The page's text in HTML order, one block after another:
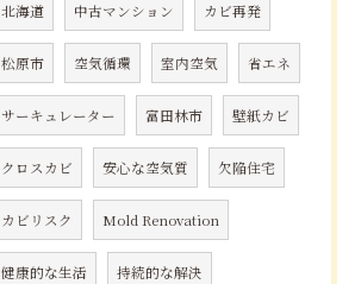
北海道 中古マンション カビ再発
松原市 空気循環 室内空気 省エネ
サーキュレーター 富田林市 壁紙カビ
クロスカビ 安心な空気質 欠陥住宅
カビリスク Mold Renovation
健康的な生活 持続的な解決